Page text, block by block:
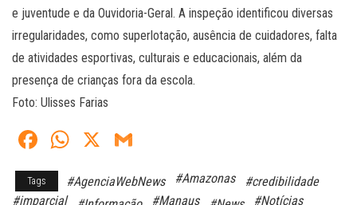
e juventude e da Ouvidoria-Geral. A inspeção identificou diversas
irregularidades, como superlotação, ausência de cuidadores, falta
de atividades esportivas, culturais e educacionais, além da
presença de crianças fora da escola.
Foto: Ulisses Farias
Fa
ce
bo
W
ts
X
ail
Tags #AgenciaWebNews #Amazonas
#credibilidade
#imparcial
#Manaus #Notícias